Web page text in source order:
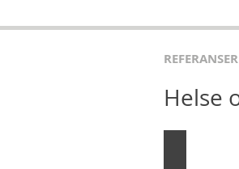
Helse